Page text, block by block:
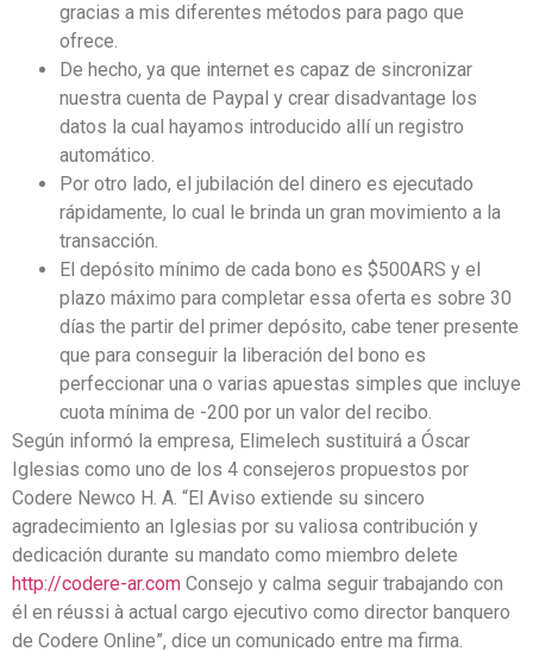
gracias a mis diferentes métodos para pago que
ofrece.
De hecho, ya que internet es capaz de sincronizar
nuestra cuenta de Paypal y crear disadvantage los
datos la cual hayamos introducido allí un registro
automático.
Por otro lado, el jubilación del dinero es ejecutado
rápidamente, lo cual le brinda un gran movimiento a la
transacción.
El depósito mínimo de cada bono es $500ARS y el
plazo máximo para completar essa oferta es sobre 30
días the partir del primer depósito, cabe tener presente
que para conseguir la liberación del bono es
perfeccionar una o varias apuestas simples que incluye
cuota mínima de -200 por un valor del recibo.
Según informó la empresa, Elimelech sustituirá a Óscar
Iglesias como uno de los 4 consejeros propuestos por
Codere Newco H. A. “El Aviso extiende su sincero
agradecimiento an Iglesias por su valiosa contribución y
dedicación durante su mandato como miembro delete
http://codere-ar.com Consejo y calma seguir trabajando con
él en réussi à actual cargo ejecutivo como director banquero
de Codere Online”, dice un comunicado entre ma firma.